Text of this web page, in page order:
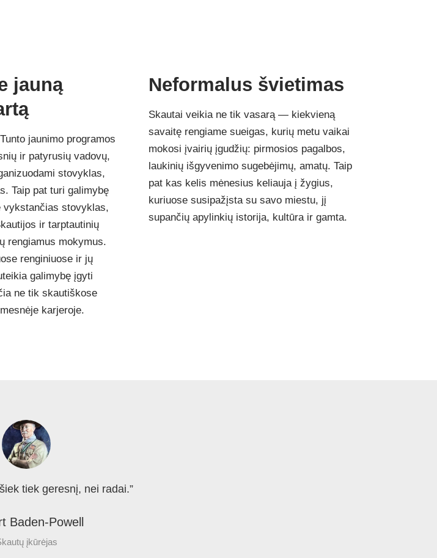
jauną
jaunimo programos
ir patyrusių vadovų,
stovyklas,
Taip pat turi galimybę
vykstančias stovyklas,
ir tarptautinių
rengiamus mokymus.
renginiuose ir jų
galimybę įgyti
ne tik skautiškose
karjeroje.
Neformalus švietimas
Skautai veikia ne tik vasarą — kiekvieną
savaitę rengiame sueigas, kurių metu vaikai
mokosi įvairių įgudžių: pirmosios pagalbos,
laukinių išgyvenimo sugebėjimų, amatų. Taip
pat kas kelis mėnesius keliauja į žygius,
kuriuose susipažįsta su savo miestu, jį
supančių apylinkių istorija, kultūra ir gamta.
tiek geresnį, nei radai.”
Baden-Powell
įkūrėjas